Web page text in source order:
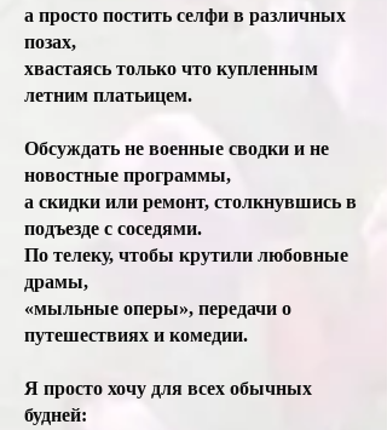
а просто постить селфи в различных
позах,
хвастаясь только что купленным
летним платьицем.
Обсуждать не военные сводки и не
новостные программы,
а скидки или ремонт, столкнувшись в
подъезде с соседями.
По телеку, чтобы крутили любовные
драмы,
«мыльные оперы», передачи о
путешествиях и комедии.
Я просто хочу для всех обычных
будней: